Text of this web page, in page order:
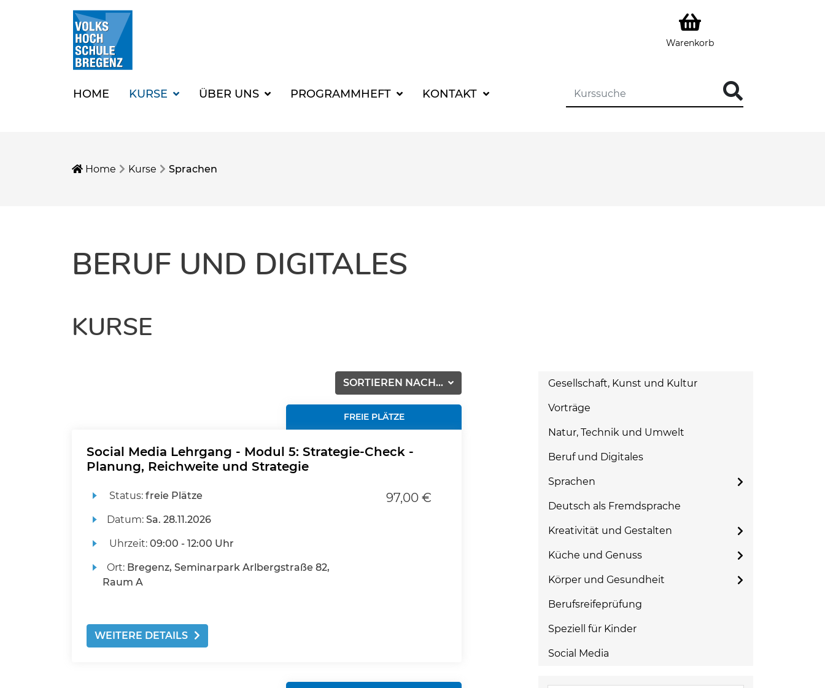
Warenkorb
HOME KURSE ÜBER UNS PROGRAMMHEFT KONTAKT
Home Kurse Sprachen
BERUF UND DIGITALES
KURSE
SORTIEREN NACH...
FREIE PLÄTZE
Social Media Lehrgang - Modul 5: Strategie-Check -
Planung, Reichweite und Strategie
Status: freie Plätze
Datum: Sa. 28.11.2026
Uhrzeit: 09:00 - 12:00 Uhr
Ort: Bregenz, Seminarpark Arlbergstraße 82,
Raum A
97,00 €
WEITERE DETAILS
Gesellschaft, Kunst und Kultur
Vorträge
Natur, Technik und Umwelt
Beruf und Digitales
Sprachen
Deutsch als Fremdsprache
Kreativität und Gestalten
Küche und Genuss
Körper und Gesundheit
Berufsreifeprüfung
Speziell für Kinder
Social Media